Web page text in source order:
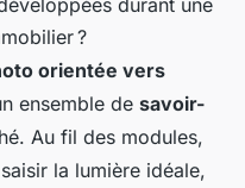
orientée vers
ensemble de savoir-
Au fil des modules,
la lumière idéale,